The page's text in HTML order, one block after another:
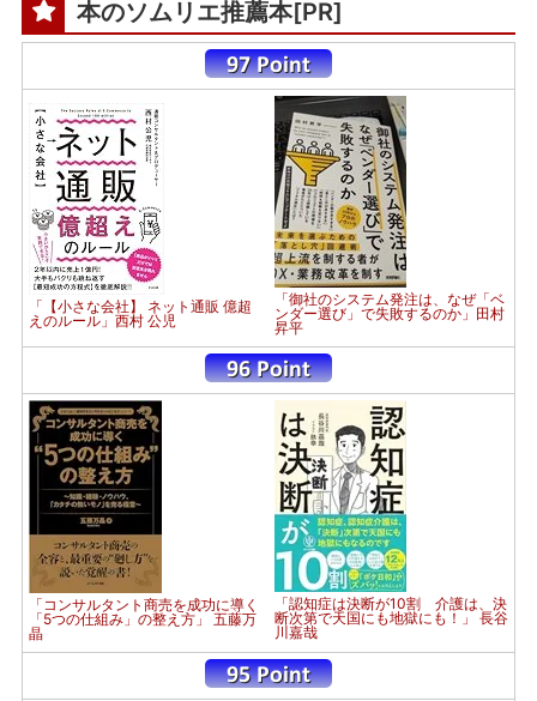
本のソムリエ推薦本[PR]
「【小さな会社】 ネット通販 億超
えのルール」西村 公児
「御社のシステム発注は、なぜ「ベ
ンダー選び」で失敗するのか」田村
昇平
「コンサルタント商売を成功に導く
「5つの仕組み」の整え方」 五藤万
晶
「認知症は決断が10割 介護は、決
断次第で天国にも地獄にも！」 長谷
川嘉哉